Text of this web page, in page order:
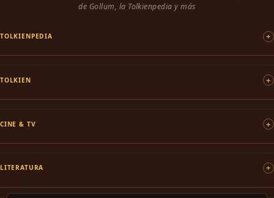
de Gollum, la Tolkienpedia y más
TOLKIENPEDIA
TOLKIEN
CINE & TV
LITERATURA